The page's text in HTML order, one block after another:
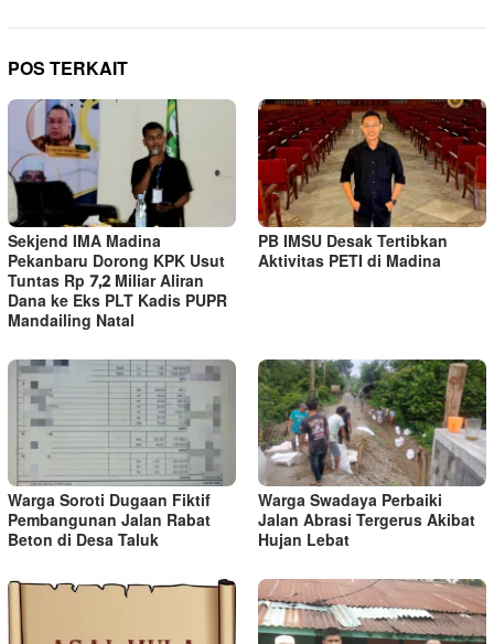
POS TERKAIT
Sekjend IMA Madina
Pekanbaru Dorong KPK Usut
Tuntas Rp 7,2 Miliar Aliran
Dana ke Eks PLT Kadis PUPR
Mandailing Natal
PB IMSU Desak Tertibkan
Aktivitas PETI di Madina
Warga Soroti Dugaan Fiktif
Pembangunan Jalan Rabat
Beton di Desa Taluk
Warga Swadaya Perbaiki
Jalan Abrasi Tergerus Akibat
Hujan Lebat